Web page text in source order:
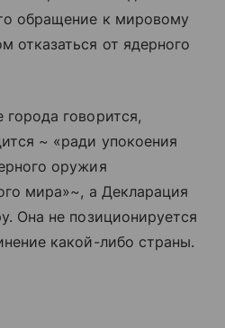
обращение к мировому
отказаться от ядерного
говорится,
~ «ради упокоения
оружия
мира»~, а Декларация
Она не позиционируется
какой-либо страны.